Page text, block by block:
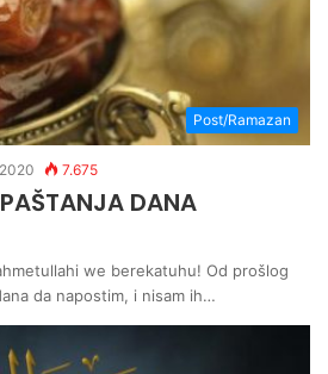
Post/Ramazan
7.675
DANA
we berekatuhu! Od prošlog
da napostim, i nisam ih…